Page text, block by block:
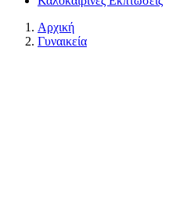
Αρχική
Γυναικεία